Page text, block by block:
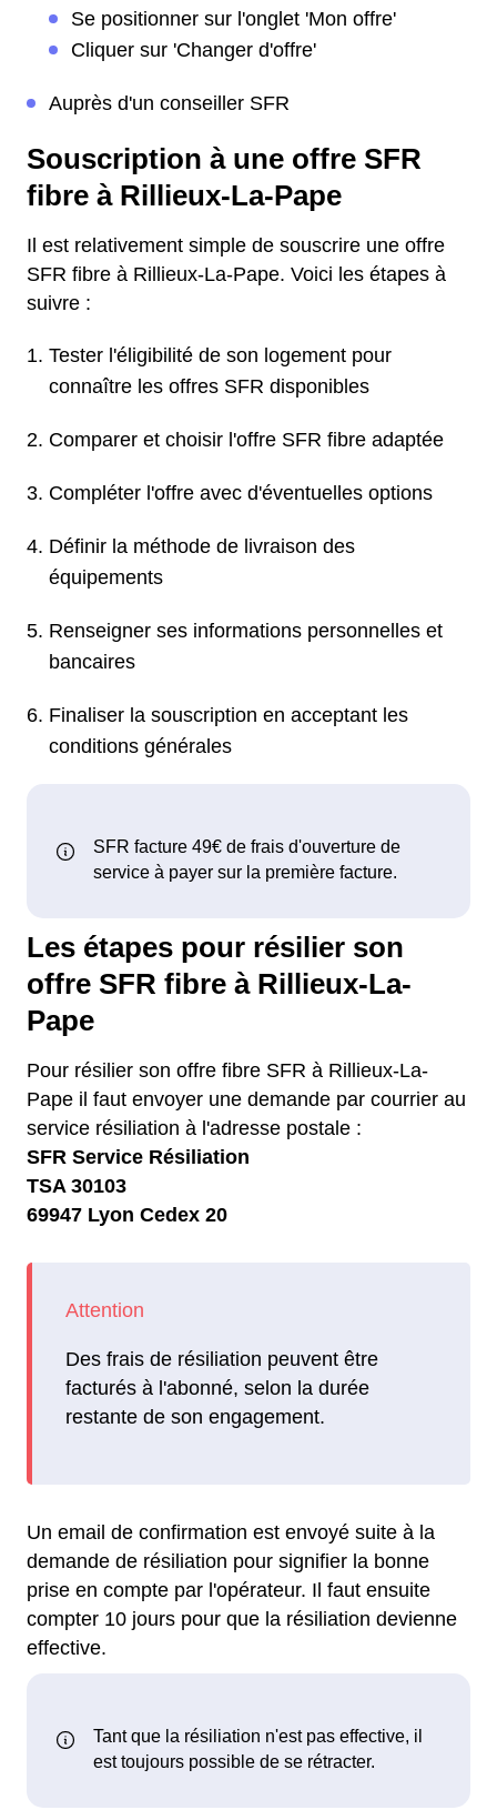
Se positionner sur l'onglet 'Mon offre'
Cliquer sur 'Changer d'offre'
Auprès d'un conseiller SFR
Souscription à une offre SFR
fibre à Rillieux-La-Pape
Il est relativement simple de souscrire une offre
SFR fibre à Rillieux-La-Pape. Voici les étapes à
suivre :
Tester l'éligibilité de son logement pour
connaître les offres SFR disponibles
Comparer et choisir l'offre SFR fibre adaptée
Compléter l'offre avec d'éventuelles options
Définir la méthode de livraison des
équipements
Renseigner ses informations personnelles et
bancaires
Finaliser la souscription en acceptant les
conditions générales
Les étapes pour résilier son
offre SFR fibre à Rillieux-La-
Pape
Pour résilier son offre fibre SFR à Rillieux-La-
Pape il faut envoyer une demande par courrier au
service résiliation à l'adresse postale :
SFR Service Résiliation
TSA 30103
69947 Lyon Cedex 20
Des frais de résiliation peuvent être
facturés à l'abonné, selon la durée
restante de son engagement.
Un email de confirmation est envoyé suite à la
demande de résiliation pour signifier la bonne
prise en compte par l'opérateur. Il faut ensuite
compter 10 jours pour que la résiliation devienne
effective.